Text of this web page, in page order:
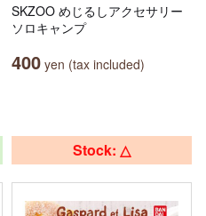
SKZOO めじるしアクセサリー
ソロキャンプ
400 yen (tax included)
Stock: △